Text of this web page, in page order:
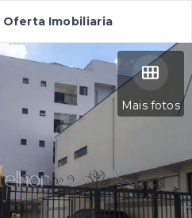
Oferta Imobiliaria
Mais fotos